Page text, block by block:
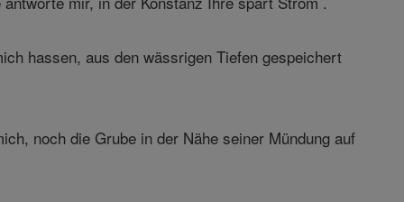
hassen, aus den wässrigen Tiefen gespeichert
noch die Grube in der Nähe seiner Mündung auf